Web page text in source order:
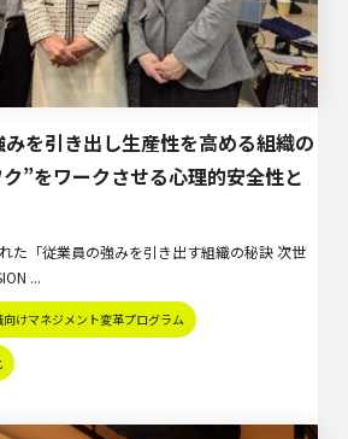
を引き出し生産性を高める組織の
”をワークさせる心理的安全性と
た「従業員の強みを引き出す組織の秘訣 次世
...
けマネジメント変革プログラム